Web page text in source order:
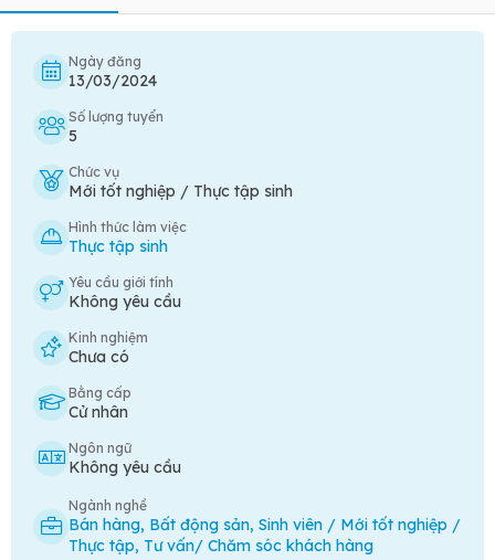
Ngày đăng
13/03/2024
Số lượng tuyển
5
Chức vụ
Mới tốt nghiệp / Thực tập sinh
Hình thức làm việc
Thực tập sinh
Yêu cầu giới tính
Không yêu cầu
Kinh nghiệm
Chưa có
Bằng cấp
Cử nhân
Ngôn ngữ
Không yêu cầu
Ngành nghề
Bán hàng, Bất động sản, Sinh viên / Mới tốt nghiệp /
Thực tập, Tư vấn/ Chăm sóc khách hàng